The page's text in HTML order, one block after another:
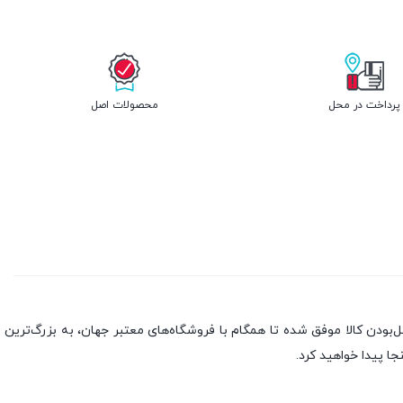
پرداخت در محل محصولات اصل
به سه اصل، پرداخت در محل، ۷ روز ضمانت بازگشت کالا و تضمین اصل‌بودن کالا موفق شده تا همگام با فروشگاه‌های معتبر جهان، به بزرگ‌ترین
پیدا خواهید کرد.